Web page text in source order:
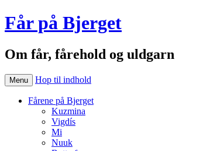
Får på Bjerget
Om får, fårehold og uldgarn
Menu Hop til indhold
Fårene på Bjerget
Kuzmina
Vigdís
Mi
Nuuk